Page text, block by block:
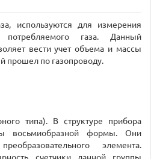
используются для измерения
потребляемого газа. Данный
вести учет объема и массы
прошел по газопроводу.
типа). В структуре прибора
восьмиобразной формы. Они
элемента.